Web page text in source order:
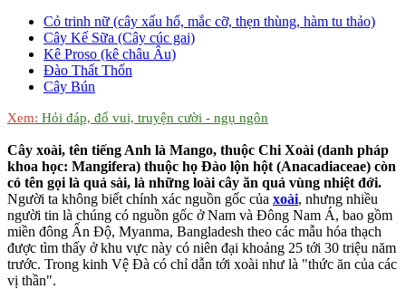
Cỏ trinh nữ (cây xấu hổ, mắc cỡ, thẹn thùng, hàm tu thảo)
Cây Kế Sữa (Cây cúc gai)
Kê Proso (kê châu Âu)
Đào Thất Thốn
Cây Bún
Xem: Hỏi đáp, đố vui, truyện cười - ngụ ngôn
Cây xoài, tên tiếng Anh là Mango, thuộc Chi Xoài (danh pháp
khoa học: Mangifera) thuộc họ Đào lộn hột (Anacadiaceae) còn
có tên gọi là quả sài, là những loài cây ăn quả vùng nhiệt đới.
Người ta không biết chính xác nguồn gốc của xoài, nhưng nhiều
người tin là chúng có nguồn gốc ở Nam và Đông Nam Á, bao gồm
miền đông Ấn Độ, Myanma, Bangladesh theo các mẫu hóa thạch
được tìm thấy ở khu vực này có niên đại khoảng 25 tới 30 triệu năm
trước. Trong kinh Vệ Đà có chỉ dẫn tới xoài như là "thức ăn của các
vị thần".